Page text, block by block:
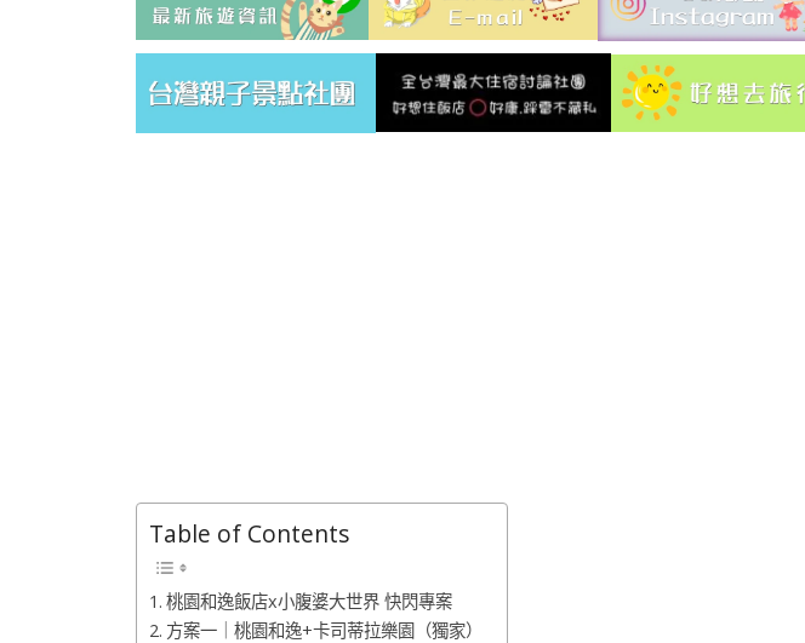
Table of Contents
桃園和逸飯店x小腹婆大世界 快閃專案
方案一｜桃園和逸+卡司蒂拉樂園（獨家）